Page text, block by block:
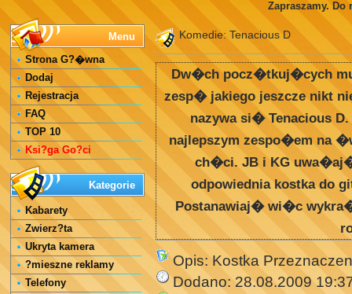
Zapraszamy.
Menu
Strona G?�wna
Dodaj
Rejestracja
FAQ
TOP 10
Ksi?ga Go?ci
Kategorie
Kabarety
Zwierz?ta
Ukryta kamera
?mieszne reklamy
Telefony
Komedie: Tenacious D
Dw�ch pocz�tkuj�cych
zesp� jakiego jeszcze nikt
nazywa si� Tenacious
najlepszym zespo�em na
ch�ci. JB i KG
odpowiednia kostka do
Postanawiaj� wi�c
Opis: Kostka
Dodano: 28.08.2009